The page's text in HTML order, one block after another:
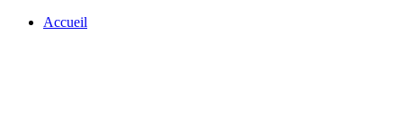
Accueil